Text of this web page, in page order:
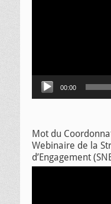
00:00
Mot du
Webinaire de la
d’Engagement